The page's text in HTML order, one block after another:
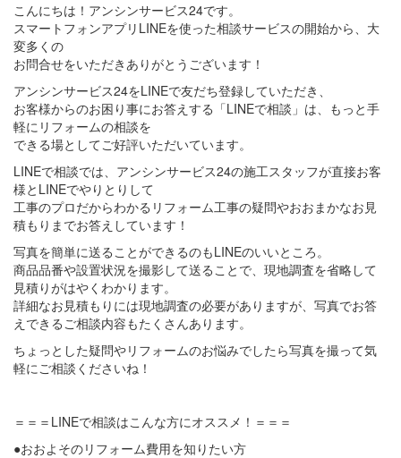
こんにちは！アンシンサービス24です。
スマートフォンアプリLINEを使った相談サービスの開始から、大
変多くの
お問合せをいただきありがとうございます！
アンシンサービス24をLINEで友だち登録していただき、
お客様からのお困り事にお答えする「LINEで相談」は、もっと手
軽にリフォームの相談を
できる場としてご好評いただいています。
LINEで相談では、アンシンサービス24の施工スタッフが直接お客
様とLINEでやりとりして
工事のプロだからわかるリフォーム工事の疑問やおおまかなお見
積もりまでお答えしています！
写真を簡単に送ることができるのもLINEのいいところ。
商品品番や設置状況を撮影して送ることで、現地調査を省略して
見積りがはやくわかります。
詳細なお見積もりには現地調査の必要がありますが、写真でお答
えできるご相談内容もたくさんあります。
ちょっとした疑問やリフォームのお悩みでしたら写真を撮って気
軽にご相談くださいね！
＝＝＝LINEで相談はこんな方にオススメ！＝＝＝
●おおよそのリフォーム費用を知りたい方